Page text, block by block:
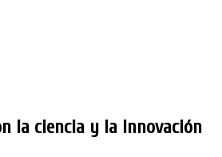
la ciencia y la innovación